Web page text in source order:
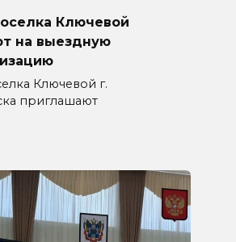
Ключевой
на выездную
Ключевой г.
приглашают